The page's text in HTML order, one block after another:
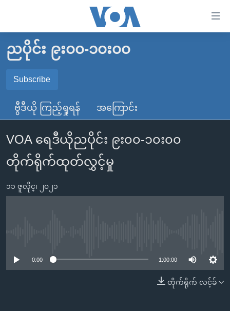
လွယ်ကူ
စေ
သည့်
Link
များ
ပင်မ
အကြောင်းအရာ
သို့
ကြည့်
စာမျက်နှာ
မူလစာမျက်နှာ
နိုင်ငံတကာ
တရုတ်
အစ္စရေး-ပါလက်စတိုင်း
ဗွီဒီယို
ရပ်ဝန်းတခု လမ်းတခု အလွန်
အင်္ဂလိပ်စာလေ့လာမယ်
အမေရိကန်သုံးအီဒီယံ
အပတ်စဉ်ကဏ္ဍများ
ညပိုင်း ၉း၀၀-၁၀း၀၀
Subscribe
Spotify
ရယူရန်
ဗွီဒီယို ကြည့်ရှုရန် အကြောင်း
VOA ရေဒီယိုညပိုင်း ၉း၀၀-၁၀း၀၀
တိုက်ရိုက်ထုတ်လွှင့်မှု
၁၁ ဇူလိုင္၊ ၂၀၂၁
0:00 1:00:00
တိုက်ရိုက် လင့်ခ်